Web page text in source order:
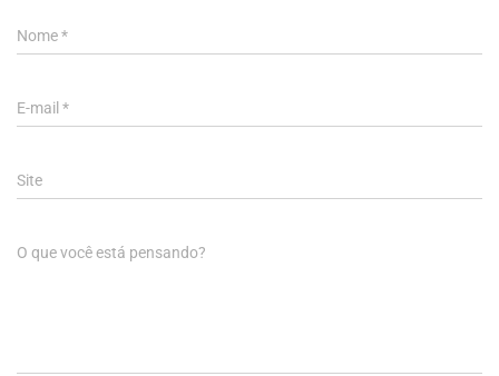
Nome*
E-mail *
Site
O que você está pensando?